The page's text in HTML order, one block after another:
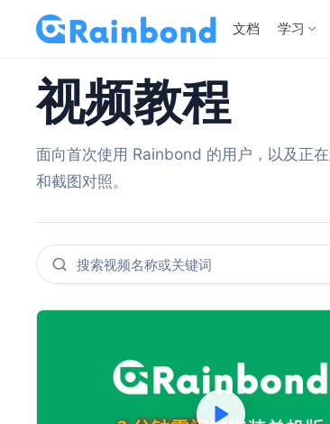
文档 学习
视频教程
面向首次使用 Rainbond 的用户，以及正
和截图对照。